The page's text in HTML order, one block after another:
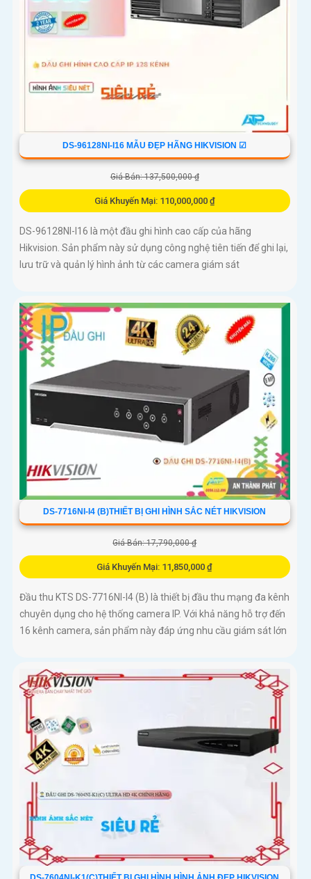
DS-96128NI-I16 MẪU ĐẸP HÃNG HIKVISION ☑
Giá Bán: 137,500,000 ₫
Giá Khuyến Mại: 110,000,000 ₫
DS-96128NI-I16 là một đầu ghi hình cao cấp của hãng
Hikvision. Sản phẩm này sử dụng công nghệ tiên tiến để ghi lại,
lưu trữ và quản lý hình ảnh từ các camera giám sát
DS-7716NI-I4 (B)THIẾT BỊ GHI HÌNH SẮC NÉT HIKVISION
Giá Bán: 17,790,000 ₫
Giá Khuyến Mại: 11,850,000 ₫
Đầu thu KTS DS-7716NI-I4 (B) là thiết bị đầu thu mạng đa kênh
chuyên dụng cho hệ thống camera IP. Với khả năng hỗ trợ đến
16 kênh camera, sản phẩm này đáp ứng nhu cầu giám sát lớn